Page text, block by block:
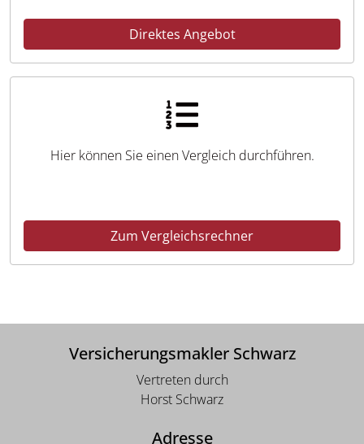
Direktes Angebot
Hier können Sie einen Vergleich durchführen.
Zum Vergleichsrechner
Versicherungsmakler Schwarz
Vertreten durch
Horst Schwarz
Adresse